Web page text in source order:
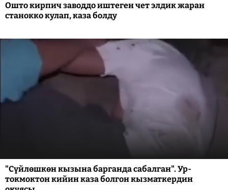
Ошто кирпич заводдо иштеген чет элдик жаран
станокко кулап, каза болду
"Сүйлөшкөн кызына барганда сабалган". Ур-
токмоктон кийин каза болгон кызматкердин